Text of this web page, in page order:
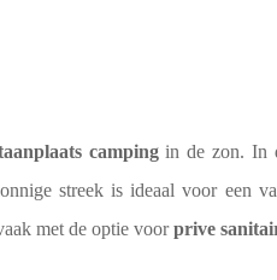
campingin de zon. In
streek is ideaal voor een
met de optie voorprive